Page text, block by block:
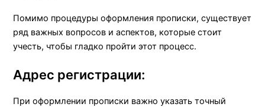
Помимо процедуры оформления прописки, существует
ряд важных вопросов и аспектов, которые стоит
учесть, чтобы гладко пройти этот процесс.
Адрес регистрации:
При оформлении прописки важно указать точный